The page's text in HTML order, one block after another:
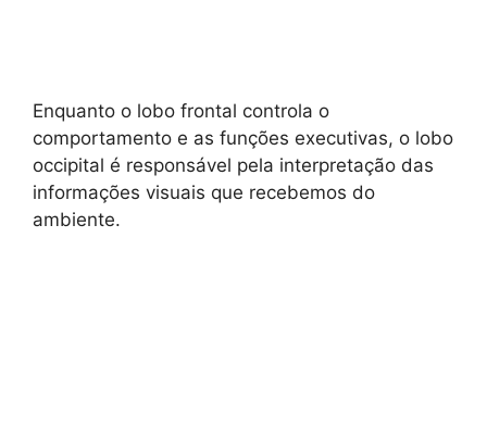
Enquanto o lobo frontal controla o
comportamento e as funções executivas, o lobo
occipital é responsável pela interpretação das
informações visuais que recebemos do
ambiente.